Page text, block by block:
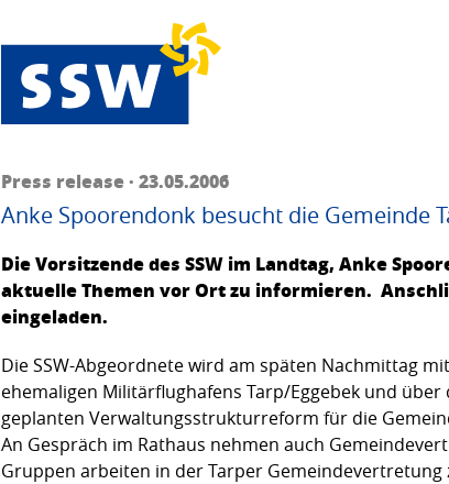
Press release · 23.05.2006
Anke Spoorendonk besucht die Gemeinde
Die Vorsitzende des SSW im Landtag, Anke
aktuelle Themen vor Ort zu informieren.
eingeladen.
Die SSW-Abgeordnete wird am späten Nachmittag
ehemaligen Militärflughafens Tarp/Eggebek und
geplanten Verwaltungsstrukturreform für die
An Gespräch im Rathaus nehmen auch
Gruppen arbeiten in der Tarper